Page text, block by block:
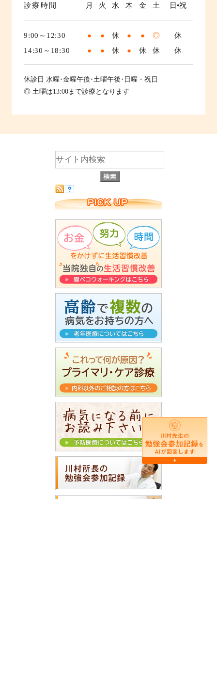
診療時間 月 火 水 木 金 土 日•祝
9:00～12:30 ● ● 休 ● ● ◎
休
14:30～18:30
● ● 休 ● 休 休 休
休診日 水曜･金曜午後･土曜午後･日曜・祝日
◎ 土曜は13:00まで診療となります